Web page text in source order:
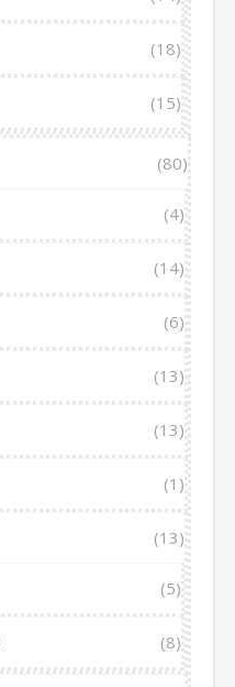
(18)
(15)
(80)
(4)
(14)
(6)
(13)
(13)
(1)
(13)
(5)
(8)